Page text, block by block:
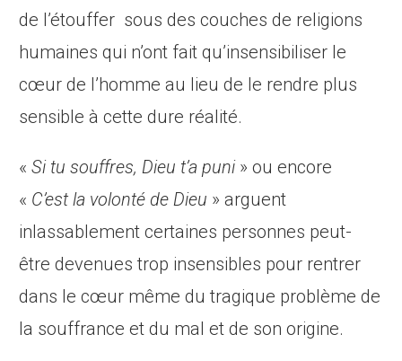
de l’étouffer sous des couches de religions
humaines qui n’ont fait qu’insensibiliser le
cœur de l’homme au lieu de le rendre plus
sensible à cette dure réalité.
«Si tu souffres, Dieu t’a puni» ou encore
« C’est la volonté de Dieu » arguent
inlassablement certaines personnes peut-
être devenues trop insensibles pour rentrer
dans le cœur même du tragique problème de
la souffrance et du mal et de son origine.